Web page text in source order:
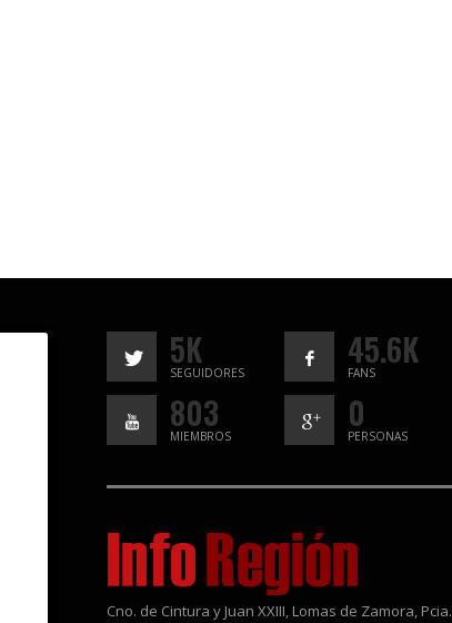
5K
SEGUIDORES
45.6K
FANS
803
MIEMBROS
0
PERSONAS
Cno. de Cintura y Juan XXIII, Lomas de Zamora, Pcia.